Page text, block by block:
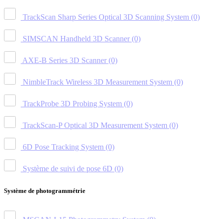
TrackScan Sharp Series Optical 3D Scanning System (0)
SIMSCAN Handheld 3D Scanner (0)
AXE-B Series 3D Scanner (0)
NimbleTrack Wireless 3D Measurement System (0)
TrackProbe 3D Probing System (0)
TrackScan-P Optical 3D Measurement System (0)
6D Pose Tracking System (0)
Système de suivi de pose 6D (0)
Système de photogrammétrie